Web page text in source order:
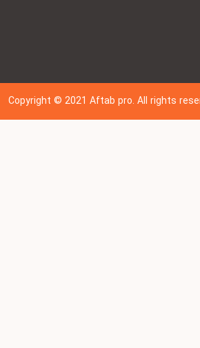
Copyright © 202 1Aftab pro. All rights